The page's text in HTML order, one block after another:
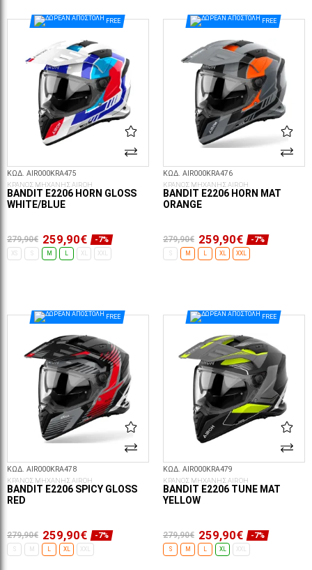
FREE
ΚΩΔ. AIR000KRA475
ΚΡΑΝΟΣ ΜΗΧΑΝΗΣ AIROH
BANDIT E2206 HORN GLOSS
WHITE/BLUE
279,90€ 259,90€ -7%
XS S M L XL XXL
FREE
ΚΩΔ. AIR000KRA476
ΚΡΑΝΟΣ ΜΗΧΑΝΗΣ AIROH
BANDIT E2206 HORN MAT
ORANGE
279,90€ 259,90€ -7%
S M L XL XXL
FREE
ΚΩΔ. AIR000KRA478
ΚΡΑΝΟΣ ΜΗΧΑΝΗΣ AIROH
BANDIT E2206 SPICY GLOSS
RED
279,90€ 259,90€ -7%
S L XL XXL
FREE
ΚΩΔ. AIR000KRA479
ΚΡΑΝΟΣ ΜΗΧΑΝΗΣ AIROH
BANDIT E2206 TUNE MAT
YELLOW
279,90€ 259,90€ -7%
S M L XL XXL